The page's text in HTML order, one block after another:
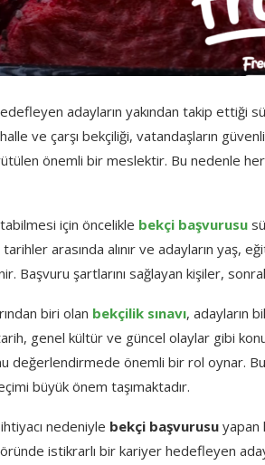
adayların yakından takip ettiği
ve çarşı bekçiliği, vatandaşların
önemli bir meslektir. Bu nedenle her
için öncelikle bekçi başvurusu
arasında alınır ve adayların yaş,
Başvuru şartlarını sağlayan kişiler,
biri olan bekçilik sınavı, adayların
genel kültür ve güncel olaylar gibi
değerlendirmede önemli bir rol oynar. Bu
büyük önem taşımaktadır.
nedeniyle bekçi başvurusu yapan
istikrarlı bir kariyer hedefleyen